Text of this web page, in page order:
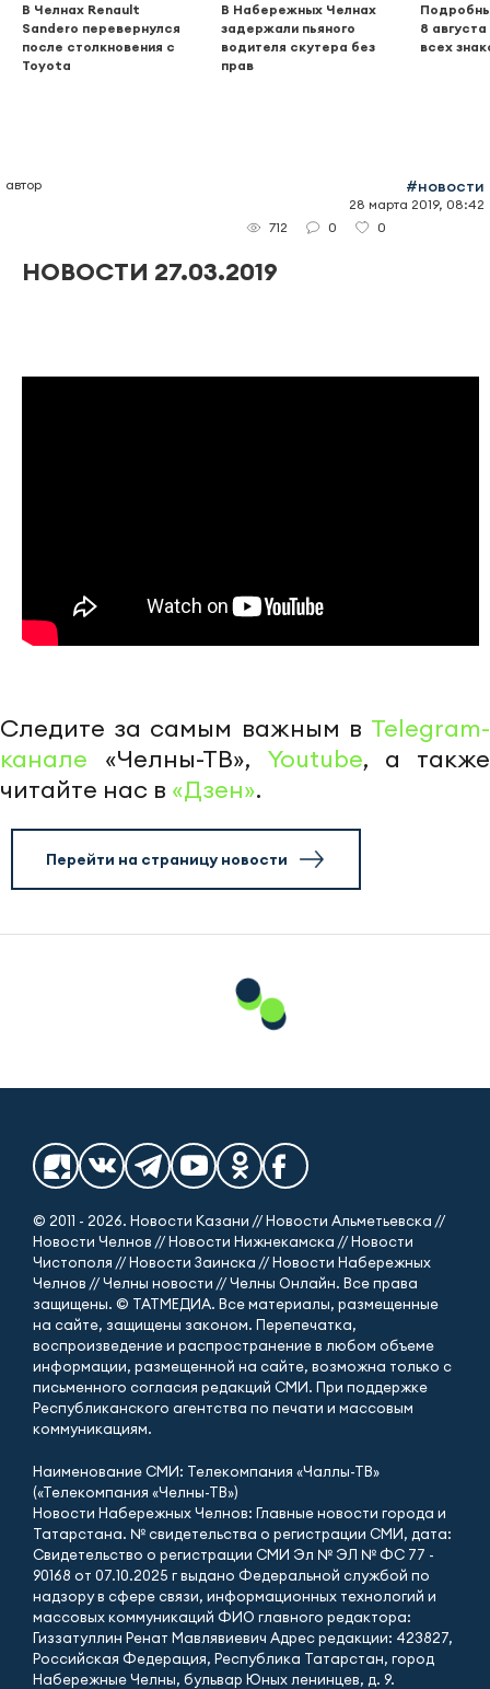
В Челнах Renault
Sandero перевернулся
после столкновения с
Toyota
В Набережных Челнах
задержали пьяного
водителя скутера без
прав
8
всех
автор #новости
28 марта 2019, 08:42
712
0 0
НОВОСТИ 27.03.2019
Следите за самым важным в Telegram-
канале «Челны-ТВ», Youtube, а также
читайте нас в «Дзен».
Перейти на страницу новости
© 2011 - 2026. Новости Казани // Новости Альметьевска //
Новости Челнов // Новости Нижнекамска // Новости
Чистополя // Новости Заинска // Новости Набережных
Челнов // Челны новости // Челны Онлайн. Все права
защищены. © ТАТМЕДИА. Все материалы, размещенные
на сайте, защищены законом. Перепечатка,
воспроизведение и распространение в любом объеме
информации, размещенной на сайте, возможна только с
письменного согласия редакций СМИ. При поддержке
Республиканского агентства по печати и массовым
коммуникациям.
Наименование СМИ: Телекомпания «Чаллы-ТВ»
(«Телекомпания «Челны-ТВ»)
Новости Набережных Челнов: Главные новости города и
Татарстана. № свидетельства о регистрации СМИ, дата:
Свидетельство о регистрации СМИ Эл № ЭЛ № ФС 77 -
90168 от 07.10.2025 г выдано Федеральной службой по
надзору в сфере связи, информационных технологий и
массовых коммуникаций ФИО главного редактора:
Гиззатуллин Ренат Мавлявиевич Адрес редакции: 423827,
Российская Федерация, Республика Татарстан, город
Набережные Челны, бульвар Юных ленинцев, д. 9.